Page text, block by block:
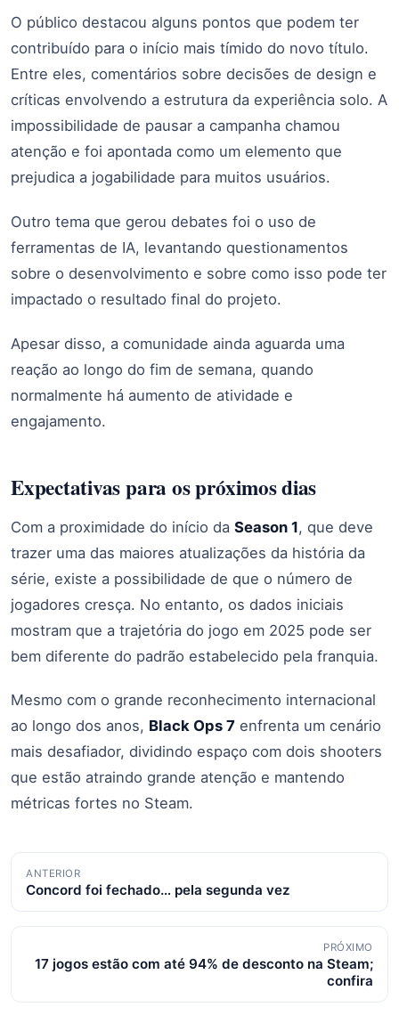
O público destacou alguns pontos que podem ter
contribuído para o início mais tímido do novo título.
Entre eles, comentários sobre decisões de design e
críticas envolvendo a estrutura da experiência solo. A
impossibilidade de pausar a campanha chamou
atenção e foi apontada como um elemento que
prejudica a jogabilidade para muitos usuários.
Outro tema que gerou debates foi o uso de
ferramentas de IA, levantando questionamentos
sobre o desenvolvimento e sobre como isso pode ter
impactado o resultado final do projeto.
Apesar disso, a comunidade ainda aguarda uma
reação ao longo do fim de semana, quando
normalmente há aumento de atividade e
engajamento.
Expectativas para os próximos dias
Com a proximidade do início da Season 1, que deve
trazer uma das maiores atualizações da história da
série, existe a possibilidade de que o número de
jogadores cresça. No entanto, os dados iniciais
mostram que a trajetória do jogo em 2025 pode ser
bem diferente do padrão estabelecido pela franquia.
Mesmo com o grande reconhecimento internacional
ao longo dos anos, Black Ops 7 enfrenta um cenário
mais desafiador, dividindo espaço com dois shooters
que estão atraindo grande atenção e mantendo
métricas fortes no Steam.
Navegação
de
posts
ANTERIOR
Concord foi fechado… pela segunda vez
PRÓXIMO
17 jogos estão com até 94% de desconto na Steam;
confira